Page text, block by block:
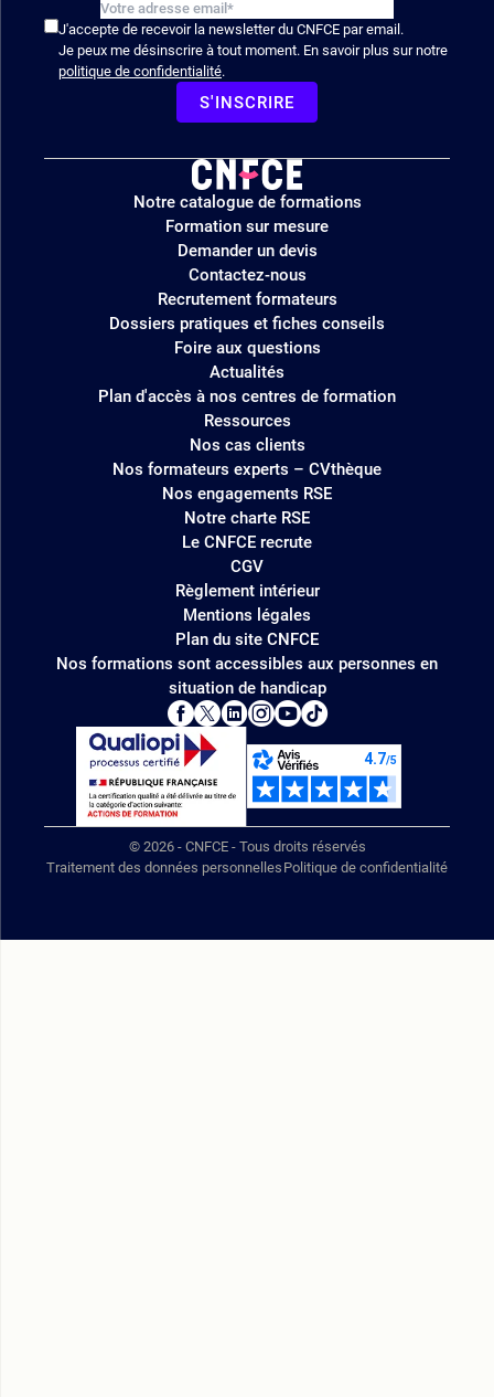
J'accepte de recevoir la newsletter du CNFCE par email.
Je peux me désinscrire à tout moment. En savoir plus sur notre
politique de confidentialité.
S'INSCRIRE
Logo
site
Notre catalogue de formations
Formation sur mesure
Demander un devis
Contactez-nous
Recrutement formateurs
Dossiers pratiques et fiches conseils
Foire aux questions
Actualités
Plan d'accès à nos centres de formation
Ressources
Nos cas clients
Nos formateurs experts – CVthèque
Nos engagements RSE
Notre charte RSE
Le CNFCE recrute
CGV
Règlement intérieur
Mentions légales
Plan du site CNFCE
Nos formations sont accessibles aux personnes en
situation de handicap
© 2026 - CNFCE - Tous droits réservés
Traitement des données personnelles Politique de confidentialité